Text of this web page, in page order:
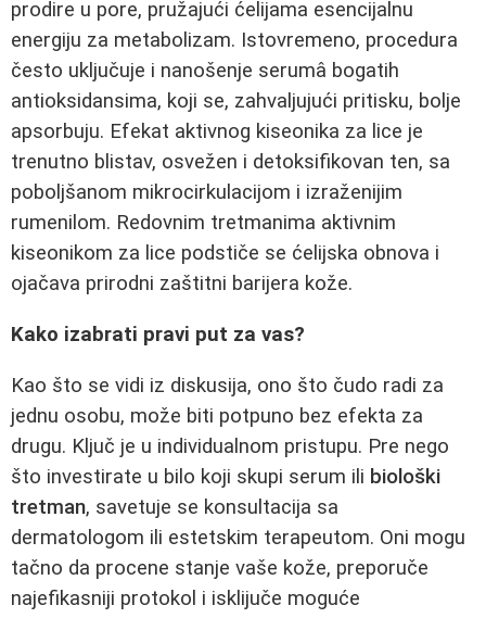
prodire u pore, pružajući ćelijama esencijalnu
energiju za metabolizam. Istovremeno, procedura
često uključuje i nanošenje serumâ bogatih
antioksidansima, koji se, zahvaljujući pritisku, bolje
apsorbuju. Efekat aktivnog kiseonika za lice je
trenutno blistav, osvežen i detoksifikovan ten, sa
poboljšanom mikrocirkulacijom i izraženijim
rumenilom. Redovnim tretmanima aktivnim
kiseonikom za lice podstiče se ćelijska obnova i
ojačava prirodni zaštitni barijera kože.
Kako izabrati pravi put za vas?
Kao što se vidi iz diskusija, ono što čudo radi za
jednu osobu, može biti potpuno bez efekta za
drugu. Ključ je u individualnom pristupu. Pre nego
što investirate u bilo koji skupi serum ili biološki
tretman, savetuje se konsultacija sa
dermatologom ili estetskim terapeutom. Oni mogu
tačno da procene stanje vaše kože, preporuče
najefikasniji protokol i isklijuče moguće